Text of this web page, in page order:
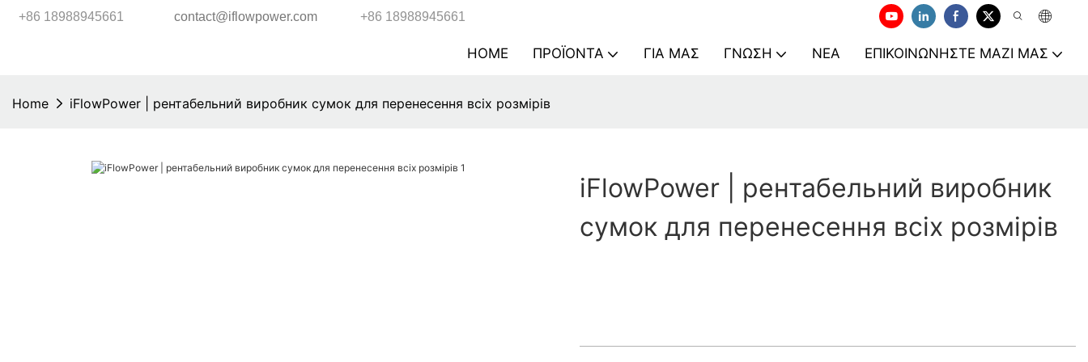
+86 18988945661 contact@iflowpower.com +86 18988945661
HOME ΠΡΟΪΌΝΤΑ ΓΙΑ ΜΑΣ ΓΝΏΣΗ ΝΈΑ ΕΠΙΚΟΙΝΩΝΉΣΤΕ ΜΑΖΊ ΜΑΣ
Home iFlowPower | рентабельний виробник сумок для перенесення всіх розмірів
iFlowPower | рентабельний виробник
сумок для перенесення всіх розмірів